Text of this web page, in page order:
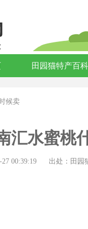
田园猫特产百科
候卖
汇水蜜桃
00:39:19 出处：田园